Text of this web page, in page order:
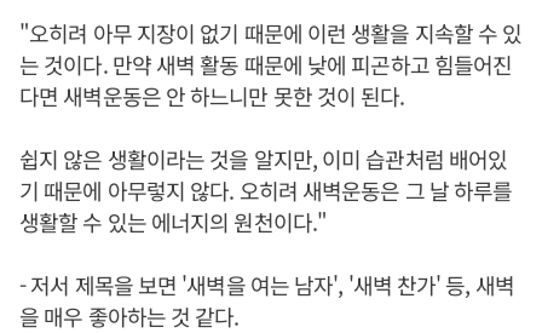
"오히려 아무 지장이 없기 때문에 이런 생활을 지속할 수 있
는 것이다. 만약 새벽 활동 때문에 낮에 피곤하고 힘들어진
다면 새벽운동은 안 하느니만 못한 것이 된다.
쉽지 않은 생활이라는 것을 알지만, 이미 습관처럼 배어있
기 때문에 아무렇지 않다. 오히려 새벽운동은 그 날 하루를
생활할 수 있는 에너지의 원천이다."
- 저서 제목을 보면 '새벽을 여는 남자', '새벽 찬가' 등, 새벽
을 매우 좋아하는 것 같다.